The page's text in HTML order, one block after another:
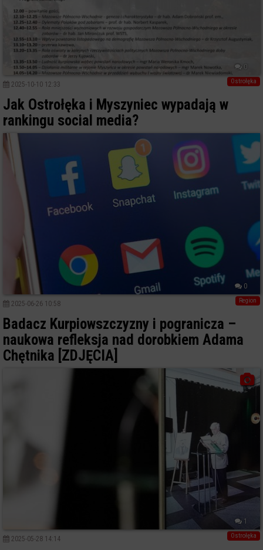
0
Ostrołęka
2025-10-10 12:33
Jak Ostrołęka i Myszyniec wypadają w
rankingu social media?
0
Region
2025-06-26 10:58
Badacz Kurpiowszczyzny i pogranicza –
naukowa refleksja nad dorobkiem Adama
Chętnika [ZDJĘCIA]
1
Ostrołęka
2025-05-28 14:14